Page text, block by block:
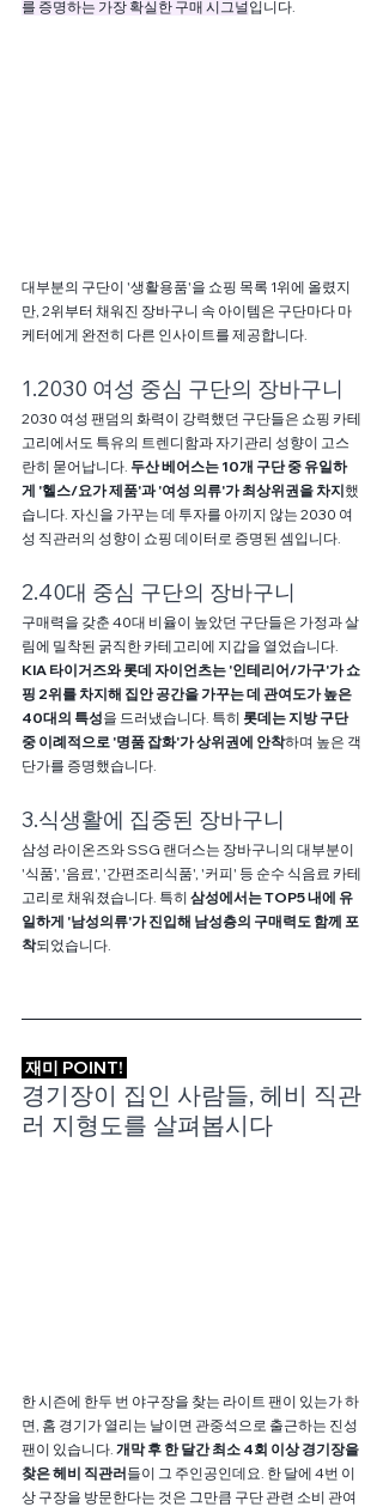
를 증명하는 가장 확실한 구매 시그널입니다.
대부분의 구단이 '생활용품'을 쇼핑 목록 1위에 올렸지
만, 2위부터 채워진 장바구니 속 아이템은 구단마다 마
케터에게 완전히 다른 인사이트를 제공합니다.
1.2030 여성 중심 구단의 장바구니
2030 여성 팬덤의 화력이 강력했던 구단들은 쇼핑 카테
고리에서도 특유의 트렌디함과 자기관리 성향이 고스
란히 묻어납니다. 두산 베어스는 10개 구단 중 유일하
게 '헬스/요가 제품'과 '여성 의류'가 최상위권을 차지했
습니다. 자신을 가꾸는 데 투자를 아끼지 않는 2030 여
성 직관러의 성향이 쇼핑 데이터로 증명된 셈입니다.
2.40대 중심 구단의 장바구니
구매력을 갖춘 40대 비율이 높았던 구단들은 가정과 살
림에 밀착된 굵직한 카테고리에 지갑을 열었습니다.
KIA 타이거즈와 롯데 자이언츠는 '인테리어/가구'가 쇼
핑 2위를 차지해 집안 공간을 가꾸는 데 관여도가 높은
40대의 특성을 드러냈습니다. 특히 롯데는 지방 구단
중 이례적으로 '명품 잡화'가 상위권에 안착하며 높은 객
단가를 증명했습니다.
3.식생활에 집중된 장바구니
삼성 라이온즈와 SSG 랜더스는 장바구니의 대부분이
'식품', '음료', '간편조리식품', '커피' 등 순수 식음료 카테
고리로 채워졌습니다. 특히 삼성에서는 TOP5 내에 유
일하게 '남성의류'가 진입해 남성층의 구매력도 함께 포
착되었습니다.
재미 POINT!
경기장이 집인 사람들, 헤비 직관
러 지형도를 살펴봅시다
한 시즌에 한두 번 야구장을 찾는 라이트 팬이 있는가 하
면, 홈 경기가 열리는 날이면 관중석으로 출근하는 진성
팬이 있습니다. 개막 후 한 달간 최소 4회 이상 경기장을
찾은 헤비 직관러들이 그 주인공인데요. 한 달에 4번 이
상 구장을 방문한다는 것은 그만큼 구단 관련 소비 관여